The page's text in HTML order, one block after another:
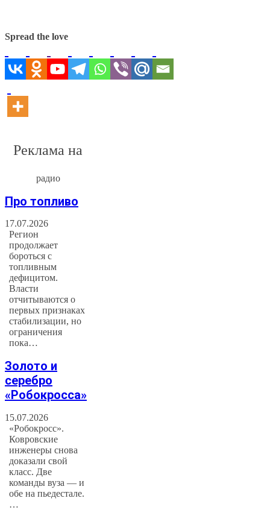
Spread the love
Реклама на
радио
Про топливо
17.07.2026
Регион
продолжает
бороться с
топливным
дефицитом.
Власти
отчитываются о
первых признаках
стабилизации, но
ограничения
пока…
Золото и
серебро
«Робокросса»
15.07.2026
«Робокросс».
Ковровские
инженеры снова
доказали свой
класс. Две
команды вуза — и
обе на пьедестале.
…